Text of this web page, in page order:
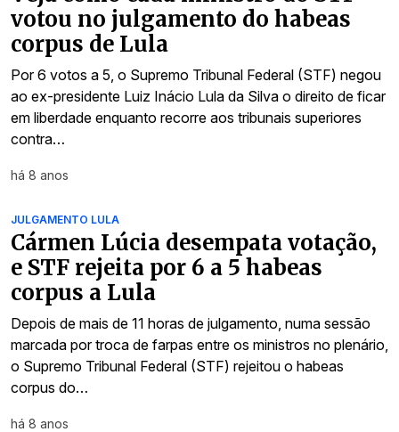
votou no julgamento do habeas
corpus de Lula
Por 6 votos a 5, o Supremo Tribunal Federal (STF) negou
ao ex-presidente Luiz Inácio Lula da Silva o direito de ficar
em liberdade enquanto recorre aos tribunais superiores
contra…
há 8 anos
JULGAMENTO LULA
Cármen Lúcia desempata votação,
e STF rejeita por 6 a 5 habeas
corpus a Lula
Depois de mais de 11 horas de julgamento, numa sessão
marcada por troca de farpas entre os ministros no plenário,
o Supremo Tribunal Federal (STF) rejeitou o habeas
corpus do…
há 8 anos